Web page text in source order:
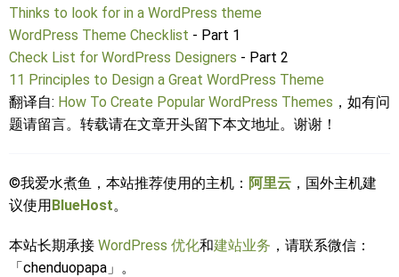
Thinks to look for in a WordPress theme
WordPress Theme Checklist - Part 1
Check List for WordPress Designers - Part 2
11 Principles to Design a Great WordPress Theme
翻译自: How To Create Popular WordPress Themes ，如有问
题请留言。转载请在文章开头留下本文地址。谢谢！
©我爱水煮鱼，本站推荐使用的主机： 阿里云 ，国外主机建
议使用BlueHost。
本站长期承接 WordPress 优化和建站业务 ，请联系微信：
「chenduopapa」。